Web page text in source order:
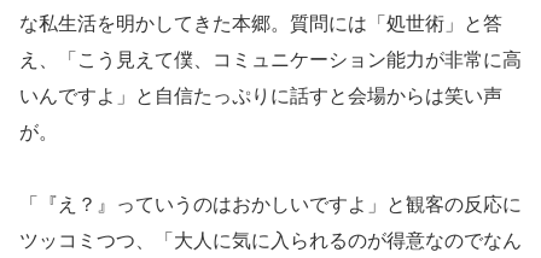
な私生活を明かしてきた本郷。質問には「処世術」と答
え、「こう見えて僕、コミュニケーション能力が非常に高
いんですよ」と自信たっぷりに話すと会場からは笑い声
が。
「『え？』っていうのはおかしいですよ」と観客の反応に
ツッコミつつ、「大人に気に入られるのが得意なのでなん